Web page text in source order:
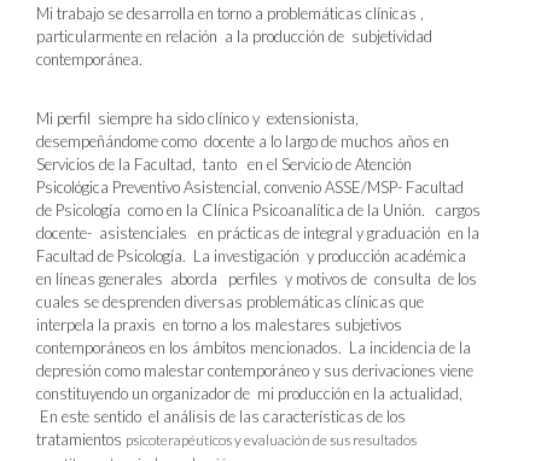
Mi trabajo se desarrolla en torno a problemáticas clínicas ,
particularmente en relación a la producción de subjetividad
contemporánea.
Mi perfil siempre ha sido clínico y extensionista,
desempeñándome como docente a lo largo de muchos años en
Servicios de la Facultad, tanto en el Servicio de Atención
Psicológica Preventivo Asistencial, convenio ASSE/MSP- Facultad
de Psicología como en la Clínica Psicoanalítica de la Unión. cargos
docente- asistenciales en prácticas de integral y graduación en la
Facultad de Psicología. La investigación y producción académica
en líneas generales aborda perfiles y motivos de consulta de los
cuales se desprenden diversas problemáticas clínicas que
interpela la praxis en torno a los malestares subjetivos
contemporáneos en los ámbitos mencionados. La incidencia de la
depresión como malestar contemporáneo y sus derivaciones viene
constituyendo un organizador de mi producción en la actualidad,
En este sentido el análisis de las características de los
tratamientos psicoterapéuticos y evaluación de sus resultados